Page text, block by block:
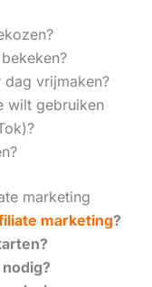
dag vrijmaken?
wilt gebruiken
marketing
marketing?